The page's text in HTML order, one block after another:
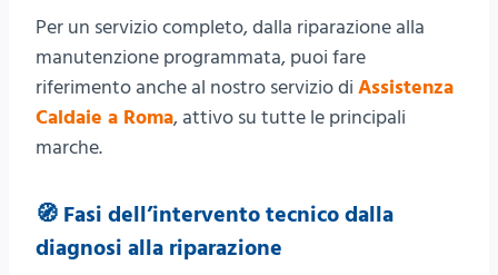
Per un servizio completo, dalla riparazione alla
manutenzione programmata, puoi fare
riferimento anche al nostro servizio di Assistenza
Caldaie a Roma, attivo su tutte le principali
marche.
🧭 Fasi dell’intervento tecnico dalla
diagnosi alla riparazione